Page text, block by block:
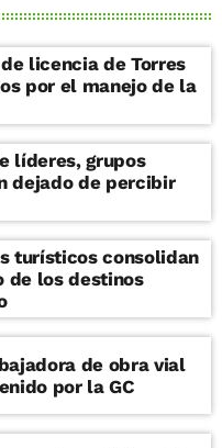
licencia de Torres
por el manejo de la
líderes, grupos
dejado de percibir
turísticos consolidan
de los destinos
de obra vial
por la GC